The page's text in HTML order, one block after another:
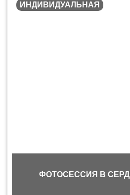
ИНДИВИДУАЛЬНАЯ
ФОТОСЕССИЯ В